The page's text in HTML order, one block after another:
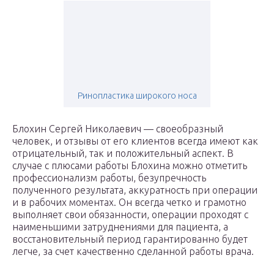
Ринопластика широкого носа
Блохин Сергей Николаевич — своеобразный
человек, и отзывы от его клиентов всегда имеют как
отрицательный, так и положительный аспект. В
случае с плюсами работы Блохина можно отметить
профессионализм работы, безупречность
полученного результата, аккуратность при операции
и в рабочих моментах. Он всегда четко и грамотно
выполняет свои обязанности, операции проходят с
наименьшими затруднениями для пациента, а
восстановительный период гарантированно будет
легче, за счет качественно сделанной работы врача.